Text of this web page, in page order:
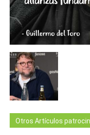
Otros Artículos